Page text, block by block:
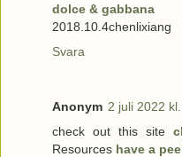
dolce & gabbana
2018.10.4chenlixiang
Svara
Anonym 2 juli 2022
check out this site
Resources have a